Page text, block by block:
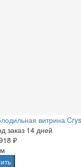
витрина
заказ 14 дней
₽